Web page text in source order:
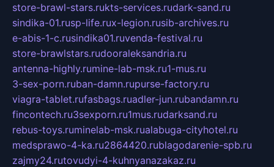
store-brawl-stars.rukts-services.rudark-sand.ru
sindika-01.rusp-life.rux-legion.rusib-archives.ru
e-abis-1-c.rusindika01.ruvenda-festival.ru
store-brawlstars.rudooraleksandria.ru
antenna-highly.rumine-lab-msk.ru1-mus.ru
3-sex-porn.ruban-damn.rupurse-factory.ru
viagra-tablet.rufasbags.ruadler-jun.rubandamn.ru
fincontech.ru3sexporn.ru1mus.rudarksand.ru
rebus-toys.ruminelab-msk.rualabuga-cityhotel.ru
medsprawo-4-ka.ru2864420.rublagodarenie-spb.ru
zajmy24.rutovudyi-4-kuhnyanazakaz.ru